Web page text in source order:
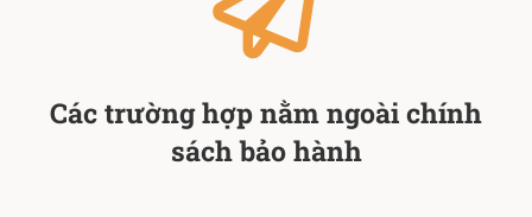
Các trường hợp nằm ngoài chính
sách bảo hành